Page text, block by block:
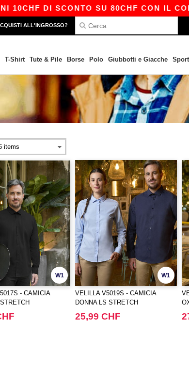
DI SCONTO SU 80CHF CON IL
ALL'INGROSSO?
T-Shirt Tute & Pile Borse Polo Giubbotti e Giacche Sport
W1
- CAMICIA
W1
VELILLA V5019S - CAMICIA
DONNA LS STRETCH
25,99 CHF